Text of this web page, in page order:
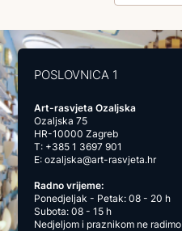
POSLOVNICA 1
Art-rasvjeta Ozaljska
Ozaljska 75
HR-10000 Zagreb
T: +385 1 3697 901
E:ozaljska@art-rasvjeta.hr
Radno vrijeme:
Ponedjeljak - Petak: 08 - 20 h
Subota: 08 - 15 h
Nedjeljom i praznikom ne radimo